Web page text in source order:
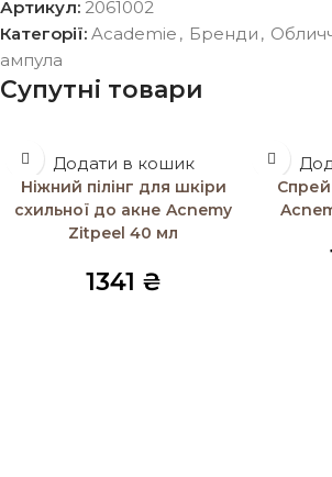
Артикул: 2061002
Категорії: Academie , Бренди ,
ампула
Супутні товари
Додати в кошик
Ніжний пілінг для шкіри
схильної до акне Acnemy
Zitpeel 40 мл
1341 ₴
Спрей